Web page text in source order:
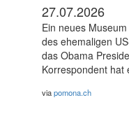
27.07.2026
Ein neues
des ehemaligen
das Obama
Korrespondent hat
viapomona.ch